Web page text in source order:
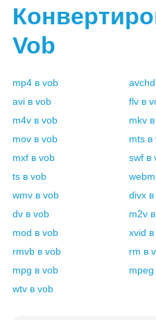
Vob
mp4 в vob avchd
avi в vob flv в
m4v в vob mkv в
mov в vob mts в
mxf в vob swf в
ts в vob webm
wmv в vob divx в
dv в vob m2v в
mod в vob xvid в
rmvb в vob rm в
mpg в vob mpeg
wtv в vob